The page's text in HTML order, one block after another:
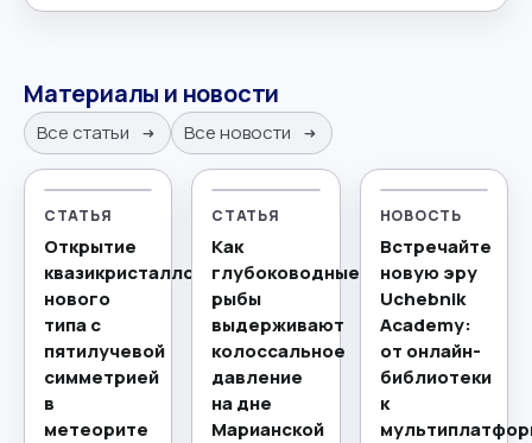
Материалы и новости
Все статьи Все новости
СТАТЬЯ
Открытие
квазикристаллов
нового
типа с
пятилучевой
симметрией
в
метеорите
СТАТЬЯ
Как
глубоководные
рыбы
выдерживают
колоссальное
давление
на дне
Марианской
НОВОСТЬ
Встречайте
новую эру
Uchebnik
Academy:
от онлайн-
библиотеки
к